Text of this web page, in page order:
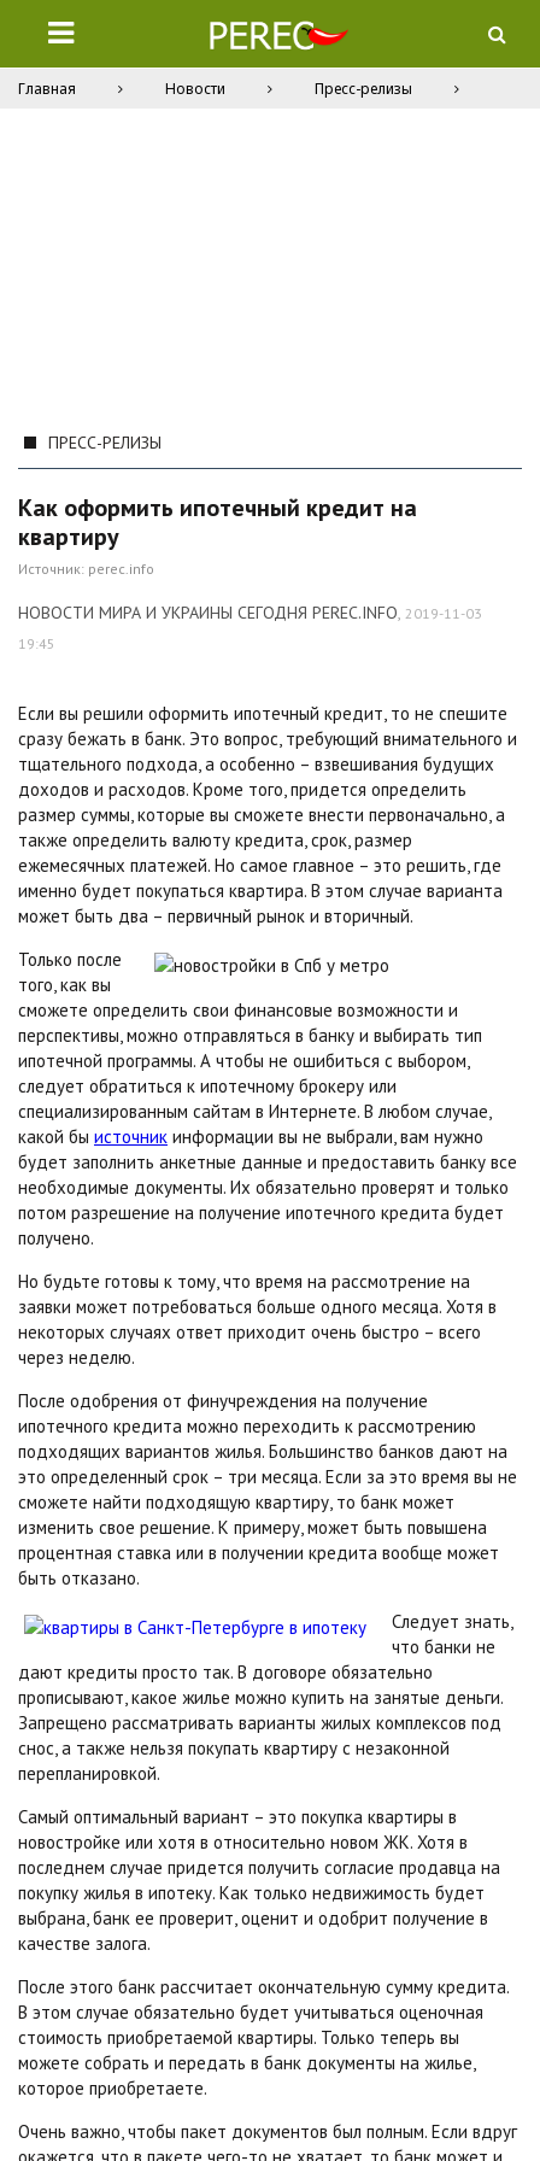
Главная Новости Пресс-релизы
ПРЕСС-РЕЛИЗЫ
Как оформить ипотечный кредит на
квартиру
Источник: perec.info
НОВОСТИ МИРА И УКРАИНЫ СЕГОДНЯ PEREC.INFO, 2019-11-03
19:45
Если вы решили оформить ипотечный кредит, то не спешите
сразу бежать в банк. Это вопрос, требующий внимательного и
тщательного подхода, а особенно – взвешивания будущих
доходов и расходов. Кроме того, придется определить
размер суммы, которые вы сможете внести первоначально, а
также определить валюту кредита, срок, размер
ежемесячных платежей. Но самое главное – это решить, где
именно будет покупаться квартира. В этом случае варианта
может быть два – первичный рынок и вторичный.
Только после
того, как вы
сможете определить свои финансовые возможности и
перспективы, можно отправляться в банку и выбирать тип
ипотечной программы. А чтобы не ошибиться с выбором,
следует обратиться к ипотечному брокеру или
специализированным сайтам в Интернете. В любом случае,
какой бы источник информации вы не выбрали, вам нужно
будет заполнить анкетные данные и предоставить банку все
необходимые документы. Их обязательно проверят и только
потом разрешение на получение ипотечного кредита будет
получено.
Но будьте готовы к тому, что время на рассмотрение на
заявки может потребоваться больше одного месяца. Хотя в
некоторых случаях ответ приходит очень быстро – всего
через неделю.
После одобрения от финучреждения на получение
ипотечного кредита можно переходить к рассмотрению
подходящих вариантов жилья. Большинство банков дают на
это определенный срок – три месяца. Если за это время вы не
сможете найти подходящую квартиру, то банк может
изменить свое решение. К примеру, может быть повышена
процентная ставка или в получении кредита вообще может
быть отказано.
Следует знать,
что банки не
дают кредиты просто так. В договоре обязательно
прописывают, какое жилье можно купить на занятые деньги.
Запрещено рассматривать варианты жилых комплексов под
снос, а также нельзя покупать квартиру с незаконной
перепланировкой.
Самый оптимальный вариант – это покупка квартиры в
новостройке или хотя в относительно новом ЖК. Хотя в
последнем случае придется получить согласие продавца на
покупку жилья в ипотеку. Как только недвижимость будет
выбрана, банк ее проверит, оценит и одобрит получение в
качестве залога.
После этого банк рассчитает окончательную сумму кредита.
В этом случае обязательно будет учитываться оценочная
стоимость приобретаемой квартиры. Только теперь вы
можете собрать и передать в банк документы на жилье,
которое приобретаете.
Очень важно, чтобы пакет документов был полным. Если вдруг